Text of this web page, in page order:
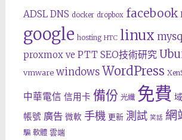
ADSL DNS docker dropbox facebook
google hosting HTC linux
proxmox ve PTT SEO技術研究
vmware windows WordPress
中華電信 信用卡 備份 光纖 免費
帳號 廣告 微軟 手機 更新 測試 笑話 網
騙 軟體 雲端